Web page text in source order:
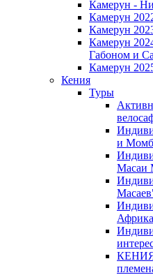
Камерун -
Камерун
Камерун
Камерун
Габоном и
Камерун
Кения
Туры
и
Масаи